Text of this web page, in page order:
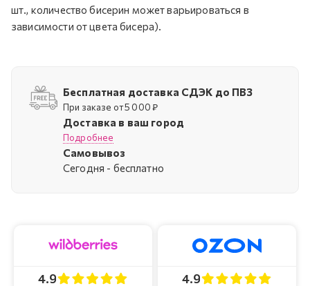
шт., количество бисерин может варьироваться в
зависимости от цвета бисера).
Бесплатная доставка СДЭК до ПВЗ
При заказе от 5 000 ₽
Доставка в ваш город
Подробнее
Самовывоз
Cегодня - бесплатно
4.9 4.9